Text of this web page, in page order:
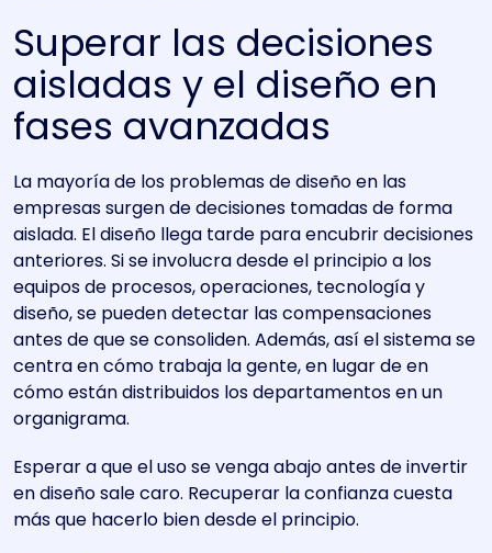
Superar las decisiones
aisladas y el diseño en
fases avanzadas
La mayoría de los problemas de diseño en las
empresas surgen de decisiones tomadas de forma
aislada. El diseño llega tarde para encubrir decisiones
anteriores. Si se involucra desde el principio a los
equipos de procesos, operaciones, tecnología y
diseño, se pueden detectar las compensaciones
antes de que se consoliden. Además, así el sistema se
centra en cómo trabaja la gente, en lugar de en
cómo están distribuidos los departamentos en un
organigrama.
Esperar a que el uso se venga abajo antes de invertir
en diseño sale caro. Recuperar la confianza cuesta
más que hacerlo bien desde el principio.